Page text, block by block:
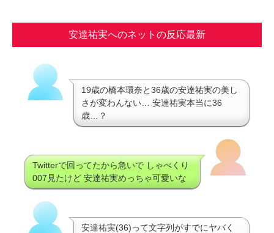
安達祐実へのネットの反応最新
19歳の橋本環奈と36歳の安達祐実の美し
さが変わんない… 安達祐実本当に36
歳…？
Twitterで回ってたから急いで しゃべくり
007見たけど 安達祐実めっちゃ可愛いな
安達祐実(36)って文字列がすでにヤバく